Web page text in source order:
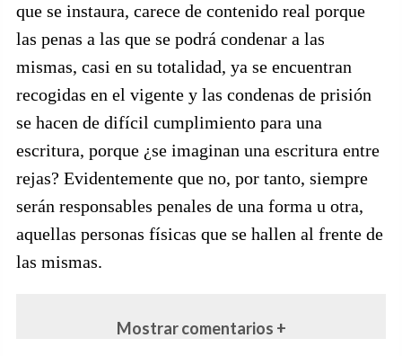
que se instaura, carece de contenido real porque
las penas a las que se podrá condenar a las
mismas, casi en su totalidad, ya se encuentran
recogidas en el vigente y las condenas de prisión
se hacen de difícil cumplimiento para una
escritura, porque ¿se imaginan una escritura entre
rejas? Evidentemente que no, por tanto, siempre
serán responsables penales de una forma u otra,
aquellas personas físicas que se hallen al frente de
las mismas.
Mostrar comentarios +